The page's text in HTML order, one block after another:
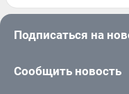
Подписаться на
Сообщить новость